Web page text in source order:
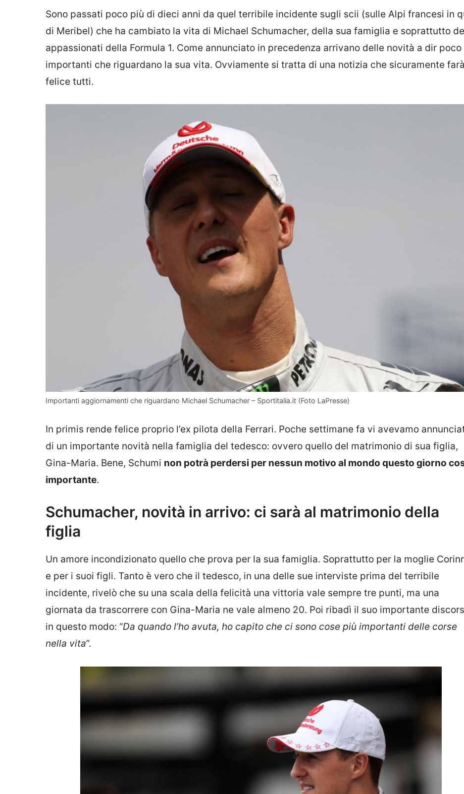
Sono passati poco più di dieci anni da quel terribile incidente sugli scii (sulle Alpi francesi in
di Meribel) che ha cambiato la vita di Michael Schumacher, della sua famiglia e soprattutto
appassionati della Formula 1. Come annunciato in precedenza arrivano delle novità a dir poco
importanti che riguardano la sua vita. Ovviamente si tratta di una notizia che sicuramente farà
felice tutti.
Importanti aggiornamenti che riguardano Michael Schumacher – Sportitalia.it (Foto LaPresse)
In primis rende felice proprio l’ex pilota della Ferrari. Poche settimane fa vi avevamo
di un importante novità nella famiglia del tedesco: ovvero quello del matrimonio di sua figlia,
Gina-Maria. Bene, Schumi non potrà perdersi per nessun motivo al mondo questo giorno
importante.
Schumacher, novità in arrivo: ci sarà al matrimonio della
figlia
Un amore incondizionato quello che prova per la sua famiglia. Soprattutto per la moglie
e per i suoi figli. Tanto è vero che il tedesco, in una delle sue interviste prima del terribile
incidente, rivelò che su una scala della felicità una vittoria vale sempre tre punti, ma una
giornata da trascorrere con Gina-Maria ne vale almeno 20. Poi ribadì il suo importante
in questo modo: “Da quando l’ho avuta, ho capito che ci sono cose più importanti delle corse
nella vita”.